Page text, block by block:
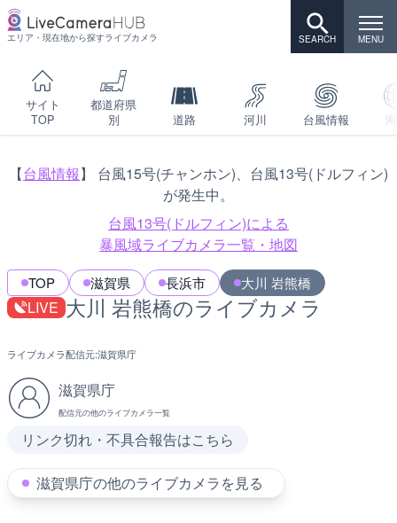
エリア・現在地から探すライブカメラ
サイト
TOP
都道府県
別
道路 河川 台風情報
【台風情報】 台風15号(チャンホン)、台風13号(ドルフィン)
が発生中。
台風13号(ドルフィン)による
暴風域ライブカメラ一覧・地図
TOP 滋賀県 長浜市 大川 岩熊橋
LIVE 大川 岩熊橋のライブカメラ
ライブカメラ配信元:滋賀県庁
滋賀県庁
配信元の他のライブカメラ一覧
リンク切れ・不具合報告はこちら
滋賀県庁の他のライブカメラを見る